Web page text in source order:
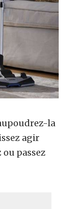
la
agir
passez